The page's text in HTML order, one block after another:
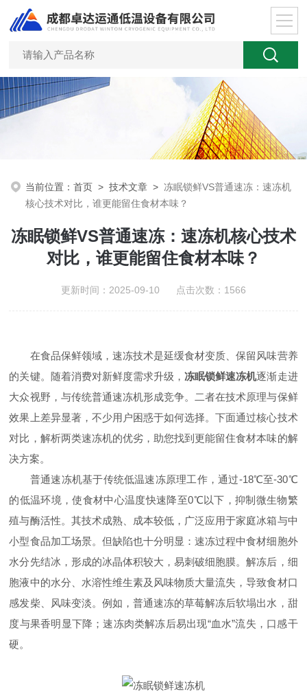
当前位置：首页 >技术文章 >冻眠锁鲜VS普通速冻：速冻机
核心技术对比，谁更能留住食材本味？​
冻眠锁鲜VS普通速冻：速冻机核心技术
对比，谁更能留住食材本味？​
更新时间：2025-09-10 点击次数：1566
在食品保鲜领域，速冻技术是延缓食材变质、保留风味营养
的关键。随着消费对新鲜度需求升级，冻眠锁鲜速冻机逐渐走进
大众视野，与传统普通速冻机形成竞争。二者在技术原理与保鲜
效果上差异显著，不少用户困惑于如何选择。下面通过核心技术
对比，解析两类速冻机的优劣，助您找到更能留住食材本味的解
决方案。​
普通速冻机基于传统低温速冻原理工作，通过-18℃至-30℃
的低温环境，使食材中心温度快速降至0℃以下，抑制微生物繁
殖与酶活性。其技术成熟、成本较低，广泛应用于家庭冰箱与中
小型食品加工场景。但缺陷也十分明显：速冻过程中食材细胞外
水分先结冰，形成的冰晶体积较大，易刺破细胞膜。解冻后，细
胞液中的水分、水溶性维生素及风味物质大量流失，导致食材口
感发柴、风味变淡。例如，普通速冻的草莓解冻后软塌出水，甜
度与果香明显下降；速冻肉类解冻后易出现“血水”流失，口感干
硬。​